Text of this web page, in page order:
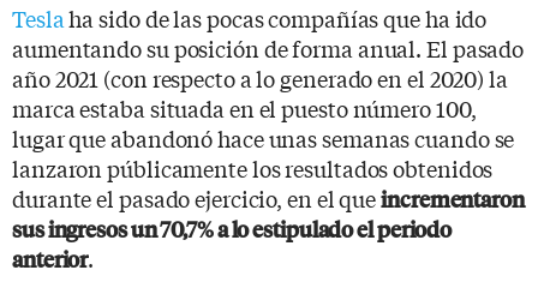
Teslaha sido de las pocas compañías que ha ido
aumentando su posición de forma anual. El pasado
año 2021 (con respecto a lo generado en el 2020) la
marca estaba situada en el puesto número 100,
lugar que abandonó hace unas semanas cuando se
lanzaron públicamente los resultados obtenidos
durante el pasado ejercicio, en el queincrementaron
sus ingresos un 70,7% a lo estipulado el periodo
anterior.